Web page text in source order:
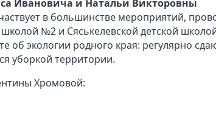
Ивановича и Натальи Викторовны
в большинстве мероприятий,
№2 и Сяськелевской детской
об экологии родного края: регулярно
уборкой территории.
Хромовой: